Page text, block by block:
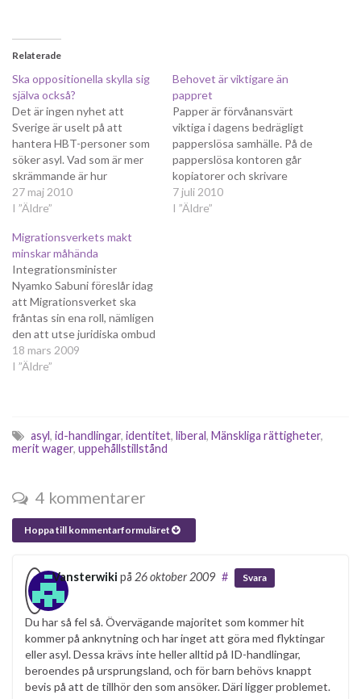
Relaterade
Ska oppositionella skylla sig
själva också?
Det är ingen nyhet att
Sverige är uselt på att
hantera HBT-personer som
söker asyl. Vad som är mer
skrämmande är hur
migrationsverket och
migrationsdomstolen
avvisa dessa personer.
Ibland är skälen klassiska
och bygger på okunnighet,
som när HBT-personer
avvisas till Iran trots att de…
27 maj 2010
I ”Äldre”
Behovet är viktigare än
pappret
Papper är förvånansvärt
viktiga i dagens bedrägligt
papperslösa samhälle. På de
papperslösa kontoren går
kopiatorer och skrivare
varmare än någonsin tidigare
och gratistidningarna har
7 juli 2010
I ”Äldre”
Migrationsverkets makt
minskar måhända
Integrationsminister
Nyamko Sabuni föreslår idag
att Migrationsverket ska
fråntas sin ena roll, nämligen
den att utse juridiska ombud
till asylsökanden. Den andra
rollen, som de får ha kvar, är
förslaget kommer först nu…
18 mars 2009
I ”Äldre”
asyl, id-handlingar, identitet, liberal, Mänskliga rättigheter,
merit wager, uppehållstillstånd
4 kommentarer
Hoppa till kommentarformuläret
Vansterwiki på 26 oktober 2009 # Svara
Du har så fel så. Övervägande majoritet som kommer hit
kommer på anknytning och har inget att göra med flyktingar
eller asyl. Dessa krävs inte heller alltid på ID-handlingar,
beroendes på ursprungsland, och för barn behövs knappt
bevis på att de tillhör den som ansöker. Däri ligger problemet.